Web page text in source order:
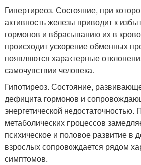
Гипертиреоз. Состояние, при
активность железы приводит к
гормонов и вбрасыванию их в
происходит ускорение обменных
появляются характерные
самочувствии человека.
Гипотиреоз. Состояние,
дефицита гормонов и
энергетической недостаточностью.
метаболических процессов
психическое и половое развитие в
взрослых сопровождается рядом
симптомов.